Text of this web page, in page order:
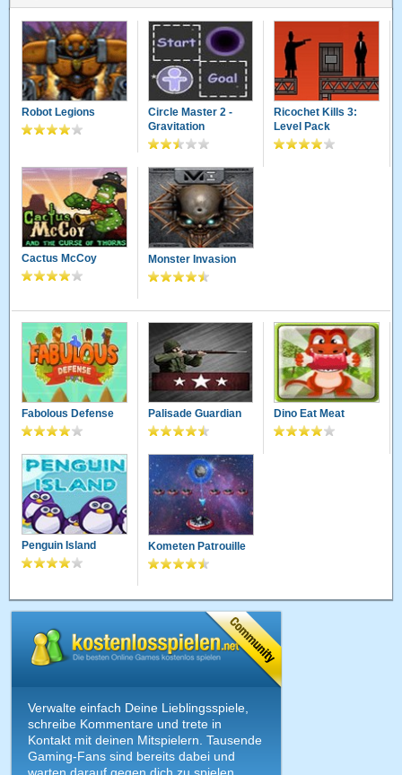
Robot Legions
Circle Master 2 -
Gravitation
Ricochet Kills 3:
Level Pack
Cactus McCoy Monster Invasion
Fabolous Defense Palisade Guardian Dino Eat Meat
Penguin Island Kometen Patrouille
Verwalte einfach Deine Lieblingsspiele,
schreibe Kommentare und trete in
Kontakt mit deinen Mitspielern. Tausende
Gaming-Fans sind bereits dabei und